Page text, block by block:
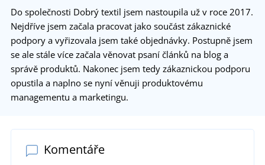
Do společnosti Dobrý textil jsem nastoupila už v roce 2017.
Nejdříve jsem začala pracovat jako součást zákaznické
podpory a vyřizovala jsem také objednávky. Postupně jsem
se ale stále více začala věnovat psaní článků na blog a
správě produktů. Nakonec jsem tedy zákaznickou podporu
opustila a naplno se nyní věnuji produktovému
managementu a marketingu.
Komentáře